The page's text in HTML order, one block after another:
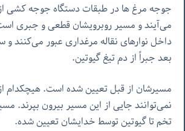
جوجه مرغ ها در طبقات دستگاه جوجه کشی
می‌آیند و مسیر روبرویشان قطعی و جبری
داخل نوارهای نقاله مرغداری عبور می‌کنند
بعد جبراً از دم تیغ گیوتین.
مسیرشان از قبل تعیین شده است. هیچکدام
نمی‌توانند جایی از این مسیر بیرون بپرند.
تخم تا گیوتین توسط خدایشان تعیین شده.